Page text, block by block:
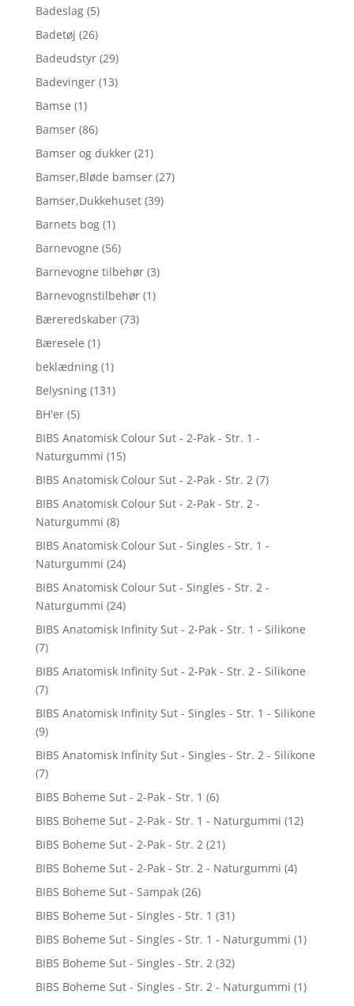
Badeslag (5)
Badetøj (26)
Badeudstyr (29)
Badevinger (13)
Bamse (1)
Bamser (86)
Bamser og dukker (21)
Bamser,Bløde bamser (27)
Bamser,Dukkehuset (39)
Barnets bog (1)
Barnevogne (56)
Barnevogne tilbehør (3)
Barnevognstilbehør (1)
Bæreredskaber (73)
Bæresele (1)
beklædning (1)
Belysning (131)
BH'er (5)
BIBS Anatomisk Colour Sut - 2-Pak - Str. 1 -
Naturgummi (15)
BIBS Anatomisk Colour Sut - 2-Pak - Str. 2 (7)
BIBS Anatomisk Colour Sut - 2-Pak - Str. 2 -
Naturgummi (8)
BIBS Anatomisk Colour Sut - Singles - Str. 1 -
Naturgummi (24)
BIBS Anatomisk Colour Sut - Singles - Str. 2 -
Naturgummi (24)
BIBS Anatomisk Infinity Sut - 2-Pak - Str. 1 - Silikone
(7)
BIBS Anatomisk Infinity Sut - 2-Pak - Str. 2 - Silikone
(7)
BIBS Anatomisk Infinity Sut - Singles - Str. 1 - Silikone
(9)
BIBS Anatomisk Infinity Sut - Singles - Str. 2 - Silikone
(7)
BIBS Boheme Sut - 2-Pak - Str. 1 (6)
BIBS Boheme Sut - 2-Pak - Str. 1 - Naturgummi (12)
BIBS Boheme Sut - 2-Pak - Str. 2 (21)
BIBS Boheme Sut - 2-Pak - Str. 2 - Naturgummi (4)
BIBS Boheme Sut - Sampak (26)
BIBS Boheme Sut - Singles - Str. 1 (31)
BIBS Boheme Sut - Singles - Str. 1 - Naturgummi (1)
BIBS Boheme Sut - Singles - Str. 2 (32)
BIBS Boheme Sut - Singles - Str. 2 - Naturgummi (1)